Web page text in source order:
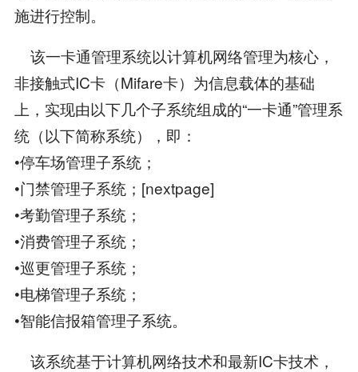
施进行控制。
该一卡通管理系统以计算机网络管理为核心，
非接触式IC卡（Mifare卡）为信息载体的基础
上，实现由以下几个子系统组成的“一卡通”管理系
统（以下简称系统），即：
•停车场管理子系统；
•门禁管理子系统；[nextpage]
•考勤管理子系统；
•消费管理子系统；
•巡更管理子系统；
•电梯管理子系统；
•智能信报箱管理子系统。
该系统基于计算机网络技术和最新IC卡技术，